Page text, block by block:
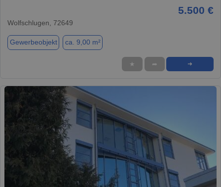
5.500 €
Wolfschlugen, 72649
Gewerbeobjekt ca. 9,00 m²
★ ➦ ➜